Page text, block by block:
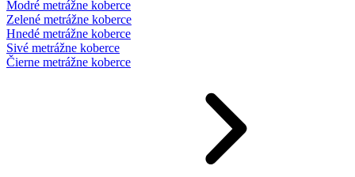
Modré metrážne koberce
Zelené metrážne koberce
Hnedé metrážne koberce
Sivé metrážne koberce
Čierne metrážne koberce